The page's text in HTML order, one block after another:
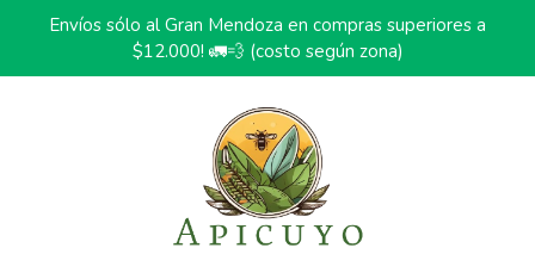
Envíos sólo al Gran Mendoza en compras superiores a
$12.000! 🚛💨 (costo según zona)